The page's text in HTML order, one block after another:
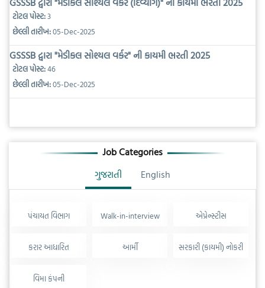
ટોટલ પોસ્ટ:3
છેલ્લી તારીખ:05-Dec-2025
GSSSB દ્વારા "મેડીકલ સોશ્યલ વર્કર" ની કાયમી ભરતી 2025
ટોટલ પોસ્ટ:46
છેલ્લી તારીખ:05-Dec-2025
Job Categories
ગુજરાતી
English
પંચાયત વિભાગ Walk-in-interview એપ્રેન્સ્ટીસ
કરાર આધારિત આર્મી સરકારી (કાયમી) નોકરી
વિમા કંપની